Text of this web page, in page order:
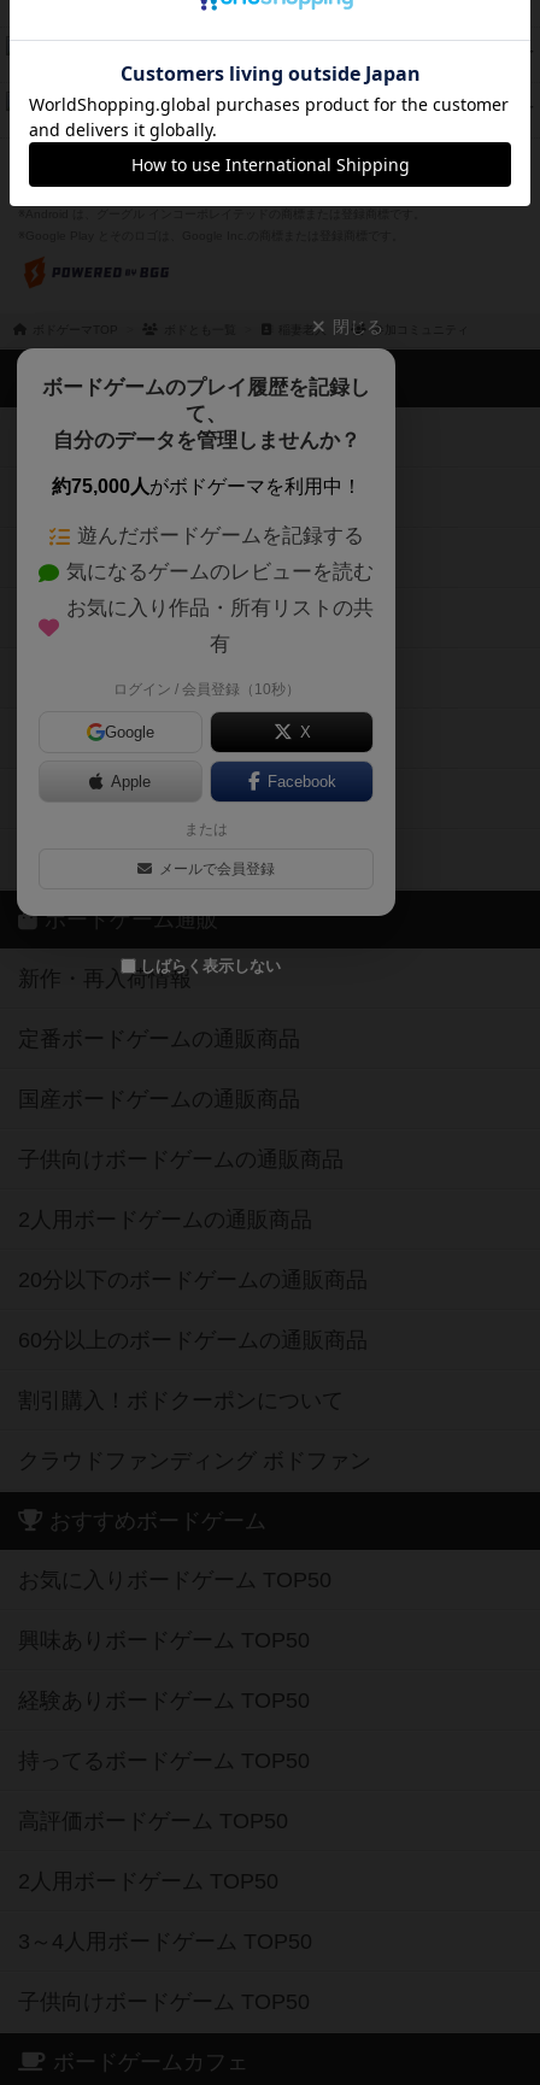
1件の投稿
PT
Bitter End ブタペスト救出作戦
紹介文なし 1件の投稿
42 PT
ドコジャン
紹介文あり 10件の投稿
※Apple、Apple のロゴ は、米国および他の国々で登録されたApple Inc.の商標です。
稲妻老人 参加コミュニティ
閉じる
ボードゲームのプレイ履歴を記録し
て、
自分のデータを管理しませんか？
約75,000人がボドゲーマを利用中！
遊んだボードゲームを記録する
気になるゲームのレビューを読む
お気に入り作品・所有リストの共
有
ログイン / 会員登録（10秒）
Google X
Apple Facebook
または
メールで会員登録
しばらく表示しない
ボドゲーマTOP
ボードゲームを検索する
ボードゲームの新着レビュー
ボードゲーム会情報
メカニクス特集
掲示板・トピックス
ボドとも・会員一覧
ボードゲーム業界コラム
ボドゲーマご利用案内
ボードゲーム通販
新作・再入荷情報
定番ボードゲームの通販商品
国産ボードゲームの通販商品
子供向けボードゲームの通販商品
2人用ボードゲームの通販商品
20分以下のボードゲームの通販商品
60分以上のボードゲームの通販商品
割引購入！ボドクーポンについて
クラウドファンディング ボドファン
おすすめボードゲーム
お気に入りボードゲーム TOP50
興味ありボードゲーム TOP50
経験ありボードゲーム TOP50
持ってるボードゲーム TOP50
高評価ボードゲーム TOP50
2人用ボードゲーム TOP50
3～4人用ボードゲーム TOP50
子供向けボードゲーム TOP50
ボードゲームカフェ